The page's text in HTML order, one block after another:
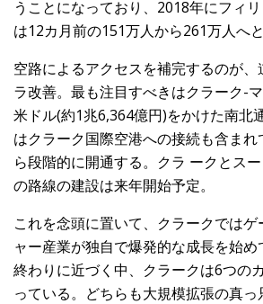
うことになっており、2018年にフィ
は12カ月前の151万人から261万人へと
空路によるアクセスを補完するのが
ラ改善。最も注目すべきはクラーク-
米ドル(約1兆6,364億円)をかけた南北
はクラーク国際空港への接続も含ま
ら段階的に開通する。クラ ークとス
の路線の建設は来年開始予定。
これを念頭に置いて、クラークでは
ャー産業が独自で爆発的な成長を始
終わりに近づく中、クラークは6つの
っている。どちらも大規模拡張の真っ